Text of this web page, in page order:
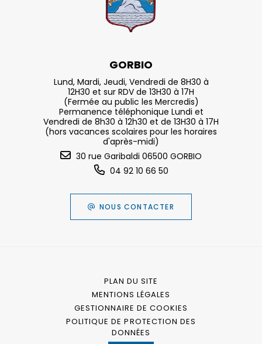
GORBIO
Lund, Mardi, Jeudi, Vendredi de 8H30 à
12H30 et sur RDV de 13H30 à 17H
(Fermée au public les Mercredis)
Permanence téléphonique Lundi et
Vendredi de 8h30 à 12h30 et de 13H30 à 17H
(hors vacances scolaires pour les horaires
d'après-midi)
30 rue Garibaldi 06500 GORBIO
04 92 10 66 50
NOUS CONTACTER
PLAN DU SITE
MENTIONS LÉGALES
GESTIONNAIRE DE COOKIES
POLITIQUE DE PROTECTION DES
DONNÉES